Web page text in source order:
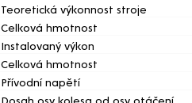
Teoretická výkonnost stroje
Celková hmotnost
Instalovaný výkon
Celková hmotnost
Přívodní napětí
Dosah osy kolesa od osy otáčení